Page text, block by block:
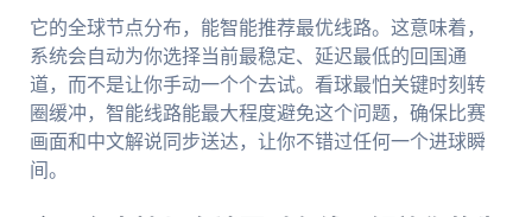
它的全球节点分布，能智能推荐最优线路。这意味着，
系统会自动为你选择当前最稳定、延迟最低的回国通
道，而不是让你手动一个个去试。看球最怕关键时刻转
圈缓冲，智能线路能最大程度避免这个问题，确保比赛
画面和中文解说同步送达，让你不错过任何一个进球瞬
间。